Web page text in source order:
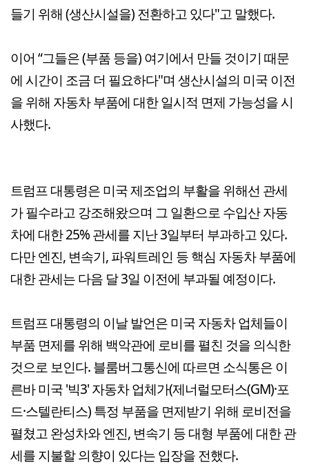
들기 위해 (생산시설을) 전환하고 있다"고 말했다.
이어 “그들은 (부품 등을) 여기에서 만들 것이기 때문
에 시간이 조금 더 필요하다"며 생산시설의 미국 이전
을 위해 자동차 부품에 대한 일시적 면제 가능성을 시
사했다.
트럼프 대통령은 미국 제조업의 부활을 위해선 관세
가 필수라고 강조해왔으며 그 일환으로 수입산 자동
차에 대한 25% 관세를 지난 3일부터 부과하고 있다.
다만 엔진, 변속기, 파워트레인 등 핵심 자동차 부품에
대한 관세는 다음 달 3일 이전에 부과될 예정이다.
트럼프 대통령의 이날 발언은 미국 자동차 업체들이
부품 면제를 위해 백악관에 로비를 펼친 것을 의식한
것으로 보인다. 블룸버그통신에 따르면 소식통은 이
른바 미국 '빅3' 자동차 업체가(제너럴모터스(GM)·포
드·스텔란티스) 특정 부품을 면제받기 위해 로비전을
펼쳤고 완성차와 엔진, 변속기 등 대형 부품에 대한 관
세를 지불할 의향이 있다는 입장을 전했다.